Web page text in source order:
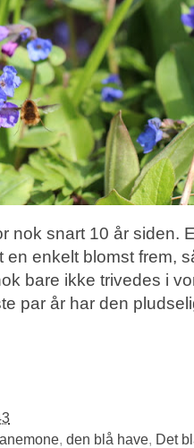
nok snart 10 år siden.
en enkelt blomst frem,
bare ikke trivedes i
par år har den
, den blå have, Det